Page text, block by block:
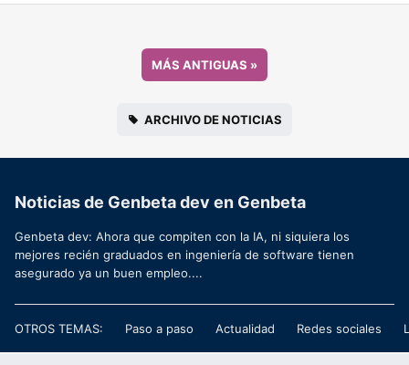
MÁS ANTIGUAS »
ARCHIVO DE NOTICIAS
Noticias de Genbeta dev en Genbeta
Genbeta dev: Ahora que compiten con la IA, ni siquiera los
mejores recién graduados en ingeniería de software tienen
asegurado ya un buen empleo....
OTROS TEMAS: Paso a paso Actualidad Redes sociales